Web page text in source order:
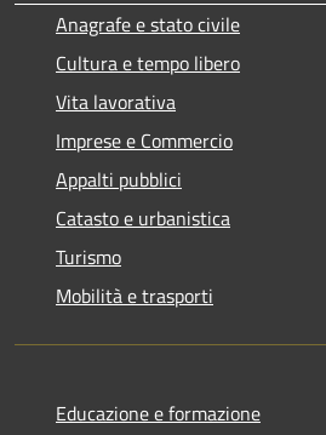
Anagrafe e stato civile
Cultura e tempo libero
Vita lavorativa
Imprese e Commercio
Appalti pubblici
Catasto e urbanistica
Turismo
Mobilità e trasporti
Educazione e formazione